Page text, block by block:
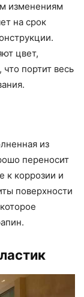
изменениям
на срок
цвет,
портит весь
из
переносит
к коррозии и
поверхности